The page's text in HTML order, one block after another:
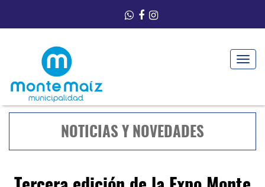
Toggle
NOTICIAS Y NOVEDADES